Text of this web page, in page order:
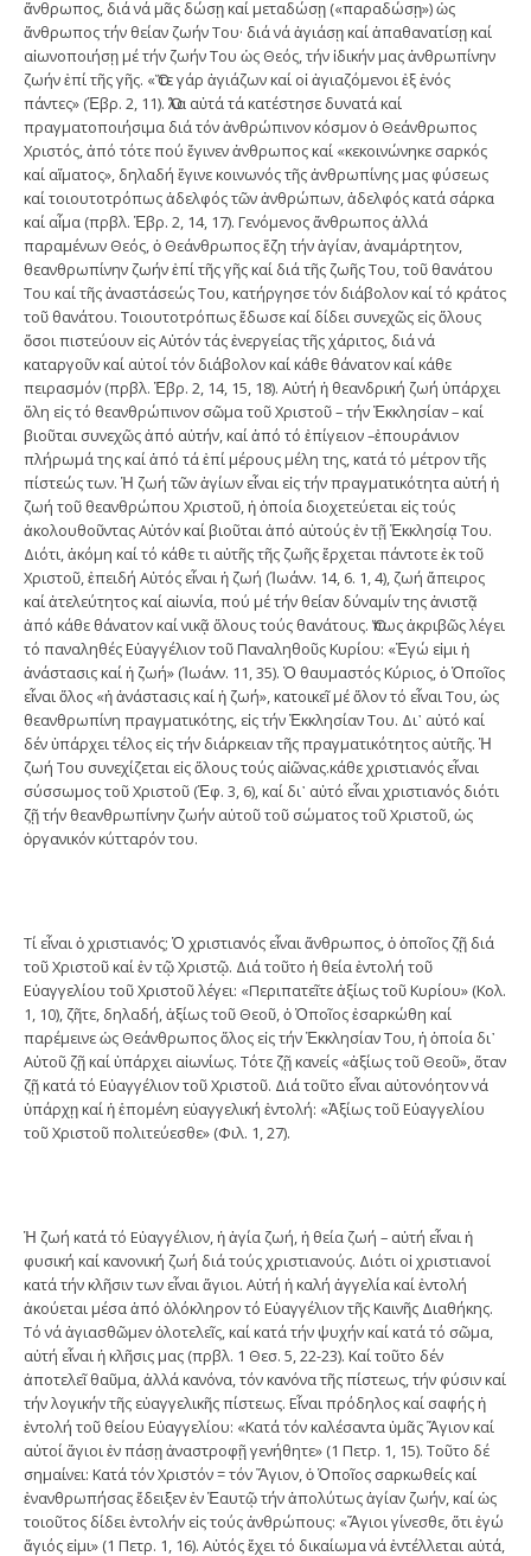
ἄνθρωπος, διά νά μᾶς δώσῃ καί μεταδώσῃ («παραδώσῃ») ὡς
ἄνθρωπος τήν θείαν ζωήν Του· διά νά ἁγιάσῃ καί ἀπαθανατίσῃ καί
αἰωνοποιήσῃ μέ τήν ζωήν Του ὡς Θεός, τήν ἰδικήν μας ἀνθρωπίνην
ζωήν ἐπί τῆς γῆς. «Ὅ τε γάρ ἁγιάζων καί οἱ ἁγιαζόμενοι ἐξ ἑνός
πάντες» (Ἑβρ. 2, 11). Ὅλα αὐτά τά κατέστησε δυνατά καί
πραγματοποιήσιμα διά τόν ἀνθρώπινον κόσμον ὁ Θεάνθρωπος
Χριστός, ἀπό τότε πού ἔγινεν ἀνθρωπος καί «κεκοινώνηκε σαρκός
καί αἵματος», δηλαδή ἔγινε κοινωνός τῆς ἀνθρωπίνης μας φύσεως
καί τοιουτοτρόπως ἀδελφός τῶν ἀνθρώπων, ἀδελφός κατά σάρκα
καί αἷμα (πρβλ. Ἑβρ. 2, 14, 17). Γενόμενος ἄνθρωπος ἀλλά
παραμένων Θεός, ὁ Θεάνθρωπος ἔζη τήν ἁγίαν, ἀναμάρτητον,
θεανθρωπίνην ζωήν ἐπί τῆς γῆς καί διά τῆς ζωῆς Του, τοῦ θανάτου
Του καί τῆς ἀναστάσεώς Του, κατήργησε τόν διάβολον καί τό κράτος
τοῦ θανάτου. Τοιουτοτρόπως ἔδωσε καί δίδει συνεχῶς εἰς ὅλους
ὅσοι πιστεύουν εἰς Αὐτόν τάς ἐνεργείας τῆς χάριτος, διά νά
καταργοῦν καί αὐτοί τόν διάβολον καί κάθε θάνατον καί κάθε
πειρασμόν (πρβλ. Ἑβρ. 2, 14, 15, 18). Αὐτή ἡ θεανδρική ζωή ὑπάρχει
ὅλη εἰς τό θεανθρώπινον σῶμα τοῦ Χριστοῦ – τήν Ἐκκλησίαν – καί
βιοῦται συνεχῶς ἀπό αὐτήν, καί ἀπό τό ἐπίγειον –ἐπουράνιον
πλήρωμά της καί ἀπό τά ἐπί μέρους μέλη της, κατά τό μέτρον τῆς
πίστεώς των. Ἡ ζωή τῶν ἁγίων εἶναι εἰς τήν πραγματικότητα αὐτή ἡ
ζωή τοῦ θεανθρώπου Χριστοῦ, ἡ ὁποία διοχετεύεται εἰς τούς
ἀκολουθοῦντας Αὐτόν καί βιοῦται ἀπό αὐτούς ἐν τῇ Ἐκκλησίᾳ Του.
Διότι, ἀκόμη καί τό κάθε τι αὐτῆς τῆς ζωῆς ἔρχεται πάντοτε ἐκ τοῦ
Χριστοῦ, ἐπειδή Αὐτός εἶναι ἡ ζωή (Ἰωάνν. 14, 6. 1, 4), ζωή ἄπειρος
καί ἀτελεύτητος καί αἰωνία, πού μέ τήν θείαν δύναμίν της ἀνιστᾷ
ἀπό κάθε θάνατον καί νικᾷ ὅλους τούς θανάτους. Ὅπως ἀκριβῶς λέγει
τό παναληθές Εὐαγγέλιον τοῦ Παναληθοῦς Κυρίου: «Ἐγώ εἰμι ἡ
ἀνάστασις καί ἡ ζωή» (Ἰωάνν. 11, 35). Ὁ θαυμαστός Κύριος, ὁ Ὁποῖος
εἶναι ὅλος «ἡ ἀνάστασις καί ἡ ζωή», κατοικεῖ μέ ὅλον τό εἶναι Του, ὡς
θεανθρωπίνη πραγματικότης, εἰς τήν Ἐκκλησίαν Του. Δι᾽ αὐτό καί
δέν ὑπάρχει τέλος εἰς τήν διάρκειαν τῆς πραγματικότητος αὐτῆς. Ἡ
ζωή Του συνεχίζεται εἰς ὅλους τούς αἰῶνας.κάθε χριστιανός εἶναι
σύσσωμος τοῦ Χριστοῦ (Ἐφ. 3, 6), καί δι᾽ αὐτό εἶναι χριστιανός διότι
ζῇ τήν θεανθρωπίνην ζωήν αὐτοῦ τοῦ σώματος τοῦ Χριστοῦ, ὡς
ὀργανικόν κύτταρόν του.
Τί εἶναι ὁ χριστιανός; Ὁ χριστιανός εἶναι ἄνθρωπος, ὁ ὁποῖος ζῇ διά
τοῦ Χριστοῦ καί ἐν τῷ Χριστῷ. Διά τοῦτο ἡ θεία ἐντολή τοῦ
Εὐαγγελίου τοῦ Χριστοῦ λέγει: «Περιπατεῖτε ἀξίως τοῦ Κυρίου» (Κολ.
1, 10), ζῆτε, δηλαδή, ἀξίως τοῦ Θεοῦ, ὁ Ὁποῖος ἐσαρκώθη καί
παρέμεινε ὡς Θεάνθρωπος ὅλος εἰς τήν Ἐκκλησίαν Του, ἡ ὁποία δι᾽
Αὐτοῦ ζῇ καί ὑπάρχει αἰωνίως. Τότε ζῇ κανείς «ἀξίως τοῦ Θεοῦ», ὅταν
ζῇ κατά τό Εὐαγγέλιον τοῦ Χριστοῦ. Διά τοῦτο εἶναι αὐτονόητον νά
ὑπάρχῃ καί ἡ ἑπομένη εὐαγγελική ἐντολή: «Ἀξίως τοῦ Εὐαγγελίου
τοῦ Χριστοῦ πολιτεύεσθε» (Φιλ. 1, 27).
Ἡ ζωή κατά τό Εὐαγγέλιον, ἡ ἁγία ζωή, ἡ θεία ζωή – αὐτή εἶναι ἡ
φυσική καί κανονική ζωή διά τούς χριστιανούς. Διότι οἱ χριστιανοί
κατά τήν κλῆσιν των εἶναι ἅγιοι. Αὐτή ἡ καλή ἀγγελία καί ἐντολή
ἀκούεται μέσα ἀπό ὁλόκληρον τό Εὐαγγέλιον τῆς Καινῆς Διαθήκης.
Τό νά ἁγιασθῶμεν ὁλοτελεῖς, καί κατά τήν ψυχήν καί κατά τό σῶμα,
αὐτή εἶναι ἡ κλῆσις μας (πρβλ. 1 Θεσ. 5, 22-23). Καί τοῦτο δέν
ἀποτελεῖ θαῦμα, ἀλλά κανόνα, τόν κανόνα τῆς πίστεως, τήν φύσιν καί
τήν λογικήν τῆς εὐαγγελικῆς πίστεως. Εἶναι πρόδηλος καί σαφής ἡ
ἐντολή τοῦ θείου Εὐαγγελίου: «Κατά τόν καλέσαντα ὑμᾶς Ἅγιον καί
αὐτοί ἅγιοι ἐν πάσῃ ἀναστροφῇ γενήθητε» (1 Πετρ. 1, 15). Τοῦτο δέ
σημαίνει: Κατά τόν Χριστόν = τόν Ἅγιον, ὁ Ὁποῖος σαρκωθείς καί
ἐνανθρωπήσας ἔδειξεν ἐν Ἑαυτῷ τήν ἀπολύτως ἁγίαν ζωήν, καί ὡς
τοιοῦτος δίδει ἐντολήν εἰς τούς ἀνθρώπους: «Ἅγιοι γίνεσθε, ὅτι ἐγώ
ἅγιός εἰμι» (1 Πετρ. 1, 16). Αὐτός ἔχει τό δικαίωμα νά ἐντέλλεται αὐτά,